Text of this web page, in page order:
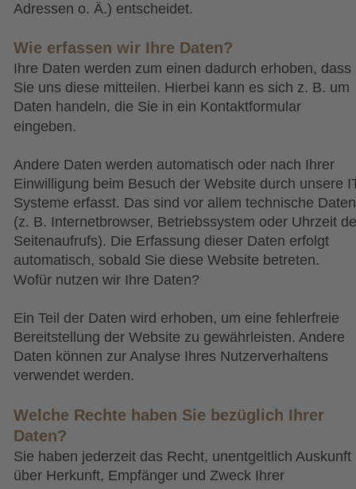
Adressen o. Ä.) entscheidet.
Wie erfassen wir Ihre Daten?
Ihre Daten werden zum einen dadurch erhoben, dass
Sie uns diese mitteilen. Hierbei kann es sich z. B. um
Daten handeln, die Sie in ein Kontaktformular
eingeben.
Andere Daten werden automatisch oder nach Ihrer
Einwilligung beim Besuch der Website durch unsere
Systeme erfasst. Das sind vor allem technische
(z. B. Internetbrowser, Betriebssystem oder Uhrzeit
Seitenaufrufs). Die Erfassung dieser Daten erfolgt
automatisch, sobald Sie diese Website betreten.
Wofür nutzen wir Ihre Daten?
Ein Teil der Daten wird erhoben, um eine fehlerfreie
Bereitstellung der Website zu gewährleisten. Andere
Daten können zur Analyse Ihres Nutzerverhaltens
verwendet werden.
Welche Rechte haben Sie bezüglich Ihrer
Daten?
Sie haben jederzeit das Recht, unentgeltlich Auskunft
über Herkunft, Empfänger und Zweck Ihrer